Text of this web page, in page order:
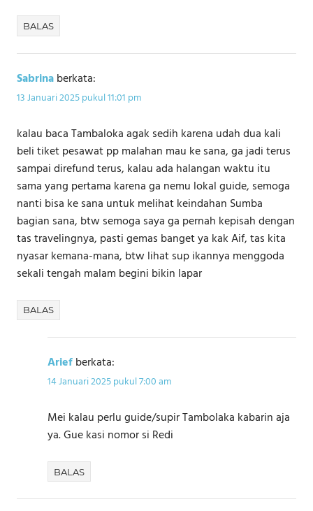
BALAS
Sabrinaberkata:
13 Januari 2025 pukul 11:01 pm
kalau baca Tambaloka agak sedih karena udah dua kali
beli tiket pesawat pp malahan mau ke sana, ga jadi terus
sampai direfund terus, kalau ada halangan waktu itu
sama yang pertama karena ga nemu lokal guide, semoga
nanti bisa ke sana untuk melihat keindahan Sumba
bagian sana, btw semoga saya ga pernah kepisah dengan
tas travelingnya, pasti gemas banget ya kak Aif, tas kita
nyasar kemana-mana, btw lihat sup ikannya menggoda
sekali tengah malam begini bikin lapar
BALAS
Ariefberkata:
14 Januari 2025 pukul 7:00 am
Mei kalau perlu guide/supir Tambolaka kabarin aja
ya. Gue kasi nomor si Redi
BALAS